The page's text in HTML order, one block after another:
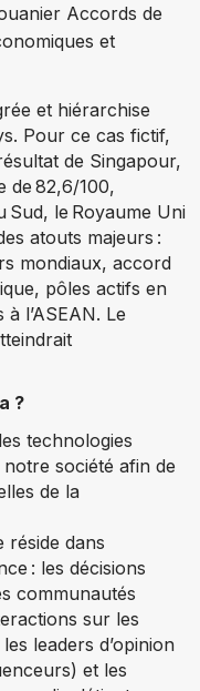
Accords de
et
et hiérarchise
Pour ce cas fictif,
de Singapour,
de 82,6/100,
Sud, le Royaume Uni
atouts majeurs :
mondiaux, accord
pôles actifs en
l’ASEAN. Le
?
technologies
société afin de
de la
réside dans
: les décisions
communautés
sur les
leaders d’opinion
et les